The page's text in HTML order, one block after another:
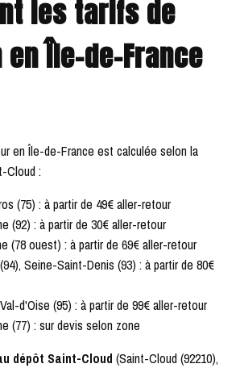
les tarifs de
Île-de-France
en Île-de-France est calculée selon la
Cloud :
(75) : à partir de 49€ aller-retour
(92) : à partir de 30€ aller-retour
(78 ouest) : à partir de 69€ aller-retour
Seine-Saint-Denis (93) : à partir de 80€
d'Oise (95) : à partir de 99€ aller-retour
(77) : sur devis selon zone
dépôt Saint-Cloud (Saint-Cloud (92210),